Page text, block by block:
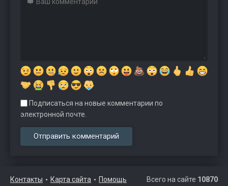
Подписаться на новые комментарии по
электронной почте.
Контакты Карта сайта Помощь Всего на сайте 10870